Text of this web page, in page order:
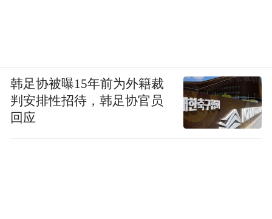
韩足协被曝15年前为外籍裁
判安排性招待，韩足协官员
回应